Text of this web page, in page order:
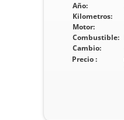
Año:
Kilometros:
Motor:
Combustible:
Cambio:
Precio :